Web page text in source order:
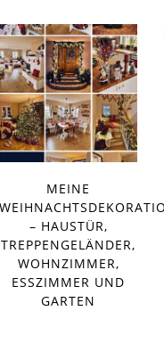
MEINE
– HAUSTÜR,
TREPPENGELÄNDER,
WOHNZIMMER,
ESSZIMMER UND
GARTEN